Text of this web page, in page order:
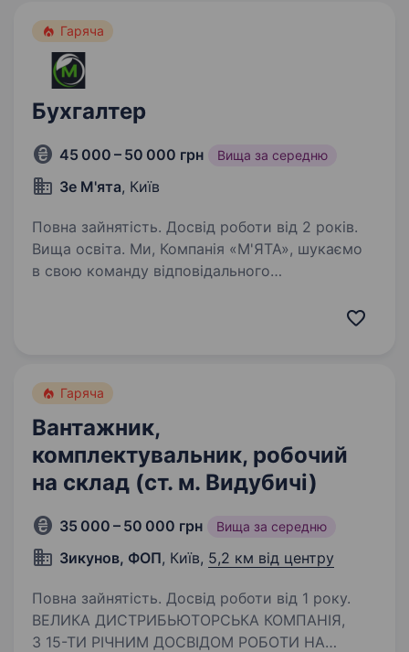
Гаряча
Бухгалтер
45 000 – 50 000 грн Вища за середню
Зе М'ята, Київ
Повна зайнятість. Досвід роботи від 2 років.
Вища освіта. Ми, Компанія «М'ЯТА», шукаємо
в свою команду відповідального
Гаряча
Вантажник,
комплектувальник, робочий
на склад (ст. м. Видубичі)
35 000 – 50 000 грн Вища за середню
Зикунов, ФОП, Київ, 5,2 км від центру
Повна зайнятість. Досвід роботи від 1 року.
ВЕЛИКА ДИСТРИБЬЮТОРСЬКА КОМПАНІЯ,
З 15-ТИ РІЧНИМ ДОСВІДОМ РОБОТИ НА